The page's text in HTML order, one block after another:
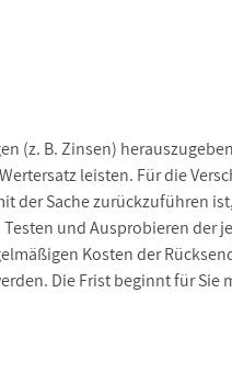
(z. B. Zinsen)
leisten. Für die
der Sache zurückzuführen
und Ausprobieren der
Kosten der
Die Frist beginnt für Sie